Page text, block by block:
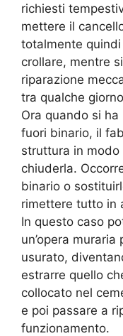
richiesti
mettere il
totalmente
crollare, mentre
riparazione
tra qualche
Ora quando si
fuori binario, il
struttura in modo
chiuderla.
binario o
rimettere tutto in
In questo caso
un’opera
usurato,
estrarre quello
collocato nel
e poi passare a
funzionamento.